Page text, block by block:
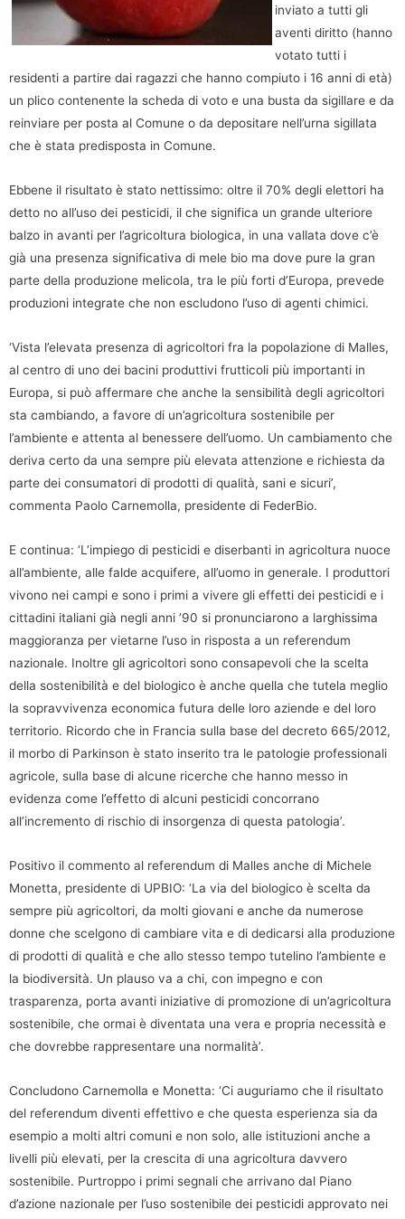
inviato a tutti gli
aventi diritto (hanno
votato tutti i
residenti a partire dai ragazzi che hanno compiuto i 16 anni di età)
un plico contenente la scheda di voto e una busta da sigillare e da
reinviare per posta al Comune o da depositare nell’urna sigillata
che è stata predisposta in Comune.
Ebbene il risultato è stato nettissimo: oltre il 70% degli elettori ha
detto no all’uso dei pesticidi, il che significa un grande ulteriore
balzo in avanti per l’agricoltura biologica, in una vallata dove c’è
già una presenza significativa di mele bio ma dove pure la gran
parte della produzione melicola, tra le più forti d’Europa, prevede
produzioni integrate che non escludono l’uso di agenti chimici.
‘Vista l’elevata presenza di agricoltori fra la popolazione di Malles,
al centro di uno dei bacini produttivi frutticoli più importanti in
Europa, si può affermare che anche la sensibilità degli agricoltori
sta cambiando, a favore di un’agricoltura sostenibile per
l’ambiente e attenta al benessere dell’uomo. Un cambiamento che
deriva certo da una sempre più elevata attenzione e richiesta da
parte dei consumatori di prodotti di qualità, sani e sicuri’,
commenta Paolo Carnemolla, presidente di FederBio.
E continua: ‘L’impiego di pesticidi e diserbanti in agricoltura nuoce
all’ambiente, alle falde acquifere, all’uomo in generale. I produttori
vivono nei campi e sono i primi a vivere gli effetti dei pesticidi e i
cittadini italiani già negli anni ’90 si pronunciarono a larghissima
maggioranza per vietarne l’uso in risposta a un referendum
nazionale. Inoltre gli agricoltori sono consapevoli che la scelta
della sostenibilità e del biologico è anche quella che tutela meglio
la sopravvivenza economica futura delle loro aziende e del loro
territorio. Ricordo che in Francia sulla base del decreto 665/2012,
il morbo di Parkinson è stato inserito tra le patologie professionali
agricole, sulla base di alcune ricerche che hanno messo in
evidenza come l’effetto di alcuni pesticidi concorrano
all’incremento di rischio di insorgenza di questa patologia’.
Positivo il commento al referendum di Malles anche di Michele
Monetta, presidente di UPBIO: ‘La via del biologico è scelta da
sempre più agricoltori, da molti giovani e anche da numerose
donne che scelgono di cambiare vita e di dedicarsi alla produzione
di prodotti di qualità e che allo stesso tempo tutelino l’ambiente e
la biodiversità. Un plauso va a chi, con impegno e con
trasparenza, porta avanti iniziative di promozione di un’agricoltura
sostenibile, che ormai è diventata una vera e propria necessità e
che dovrebbe rappresentare una normalità’.
Concludono Carnemolla e Monetta: ‘Ci auguriamo che il risultato
del referendum diventi effettivo e che questa esperienza sia da
esempio a molti altri comuni e non solo, alle istituzioni anche a
livelli più elevati, per la crescita di una agricoltura davvero
sostenibile. Purtroppo i primi segnali che arrivano dal Piano
d’azione nazionale per l’uso sostenibile dei pesticidi approvato nei